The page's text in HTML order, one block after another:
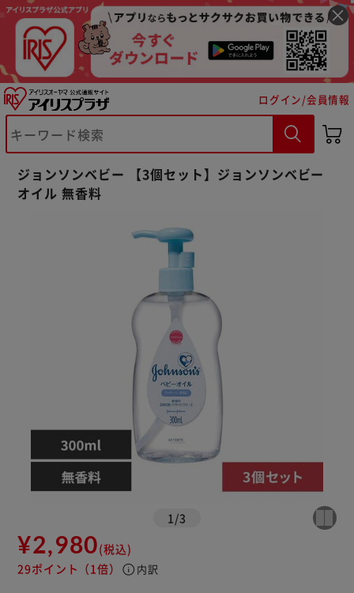
ログイン/会員情報
ジョンソンベビー 【3個セット】ジョンソンベビー
オイル 無香料
1 /3
¥2,980(税込)
29ポイント （1倍） info 内訳
※ご確認ください